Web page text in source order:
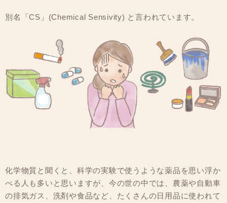
別名「CS」(Chemical Sensivity) と言われています。
化学物質と聞くと、科学の実験で使うような薬品を思い浮か
べる人も多いと思いますが、今の世の中では、農薬や自動車
の排気ガス、洗剤や食品など、たくさんの日用品に使われて